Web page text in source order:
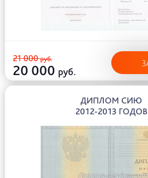
21 000руб.
20 000 руб.
ДИПЛОМ СИЮ
2012-2013 ГОДОВ